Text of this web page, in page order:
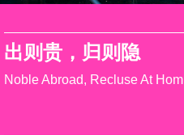
出则贵，归则隐
Noble Abroad, Recluse At Hom